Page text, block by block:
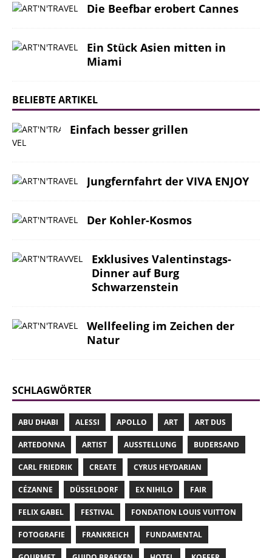
Die Beefbar erobert Cannes
Ein Stück Asien mitten in
Miami
BELIEBTE ARTIKEL
Einfach besser grillen
Jungfernfahrt der VIVA ENJOY
Der Kohler-Kosmos
Exklusives Valentinstags-
Dinner auf Burg
Schwarzenstein
Wellfeeling im Zeichen der
Natur
SCHLAGWÖRTER
ABU DHABI ALESSI APOLLO ART ART DUS
ARTEDONNA ARTIST AUSSTELLUNG BUDERSAND
CARL FRIEDRIK CREATE CYRUS HEYDARIAN
CÉZANNE DÜSSELDORF EX NIHILO FAIR
FELIX GABEL FESTIVAL FONDATION LOUIS VUITTON
FOTOGRAFIE FRANKREICH FUNDAMENTAL